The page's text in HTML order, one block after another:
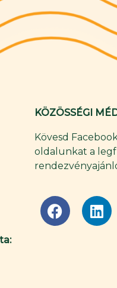
KÖZÖSSÉGI
Kövesd
oldalunkat a
F
a
L
i